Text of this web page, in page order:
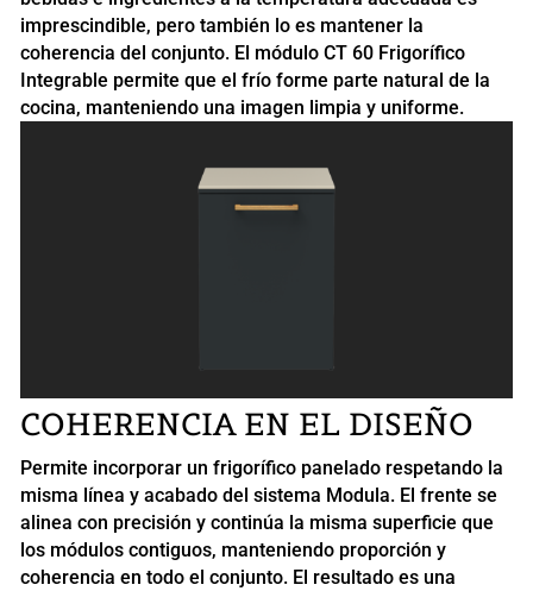
imprescindible, pero también lo es mantener la
coherencia del conjunto. El módulo CT 60 Frigorífico
Integrable permite que el frío forme parte natural de la
cocina, manteniendo una imagen limpia y uniforme.
COHERENCIA EN EL DISEÑO
Permite incorporar un frigorífico panelado respetando la
misma línea y acabado del sistema Modula. El frente se
alinea con precisión y continúa la misma superficie que
los módulos contiguos, manteniendo proporción y
coherencia en todo el conjunto. El resultado es una